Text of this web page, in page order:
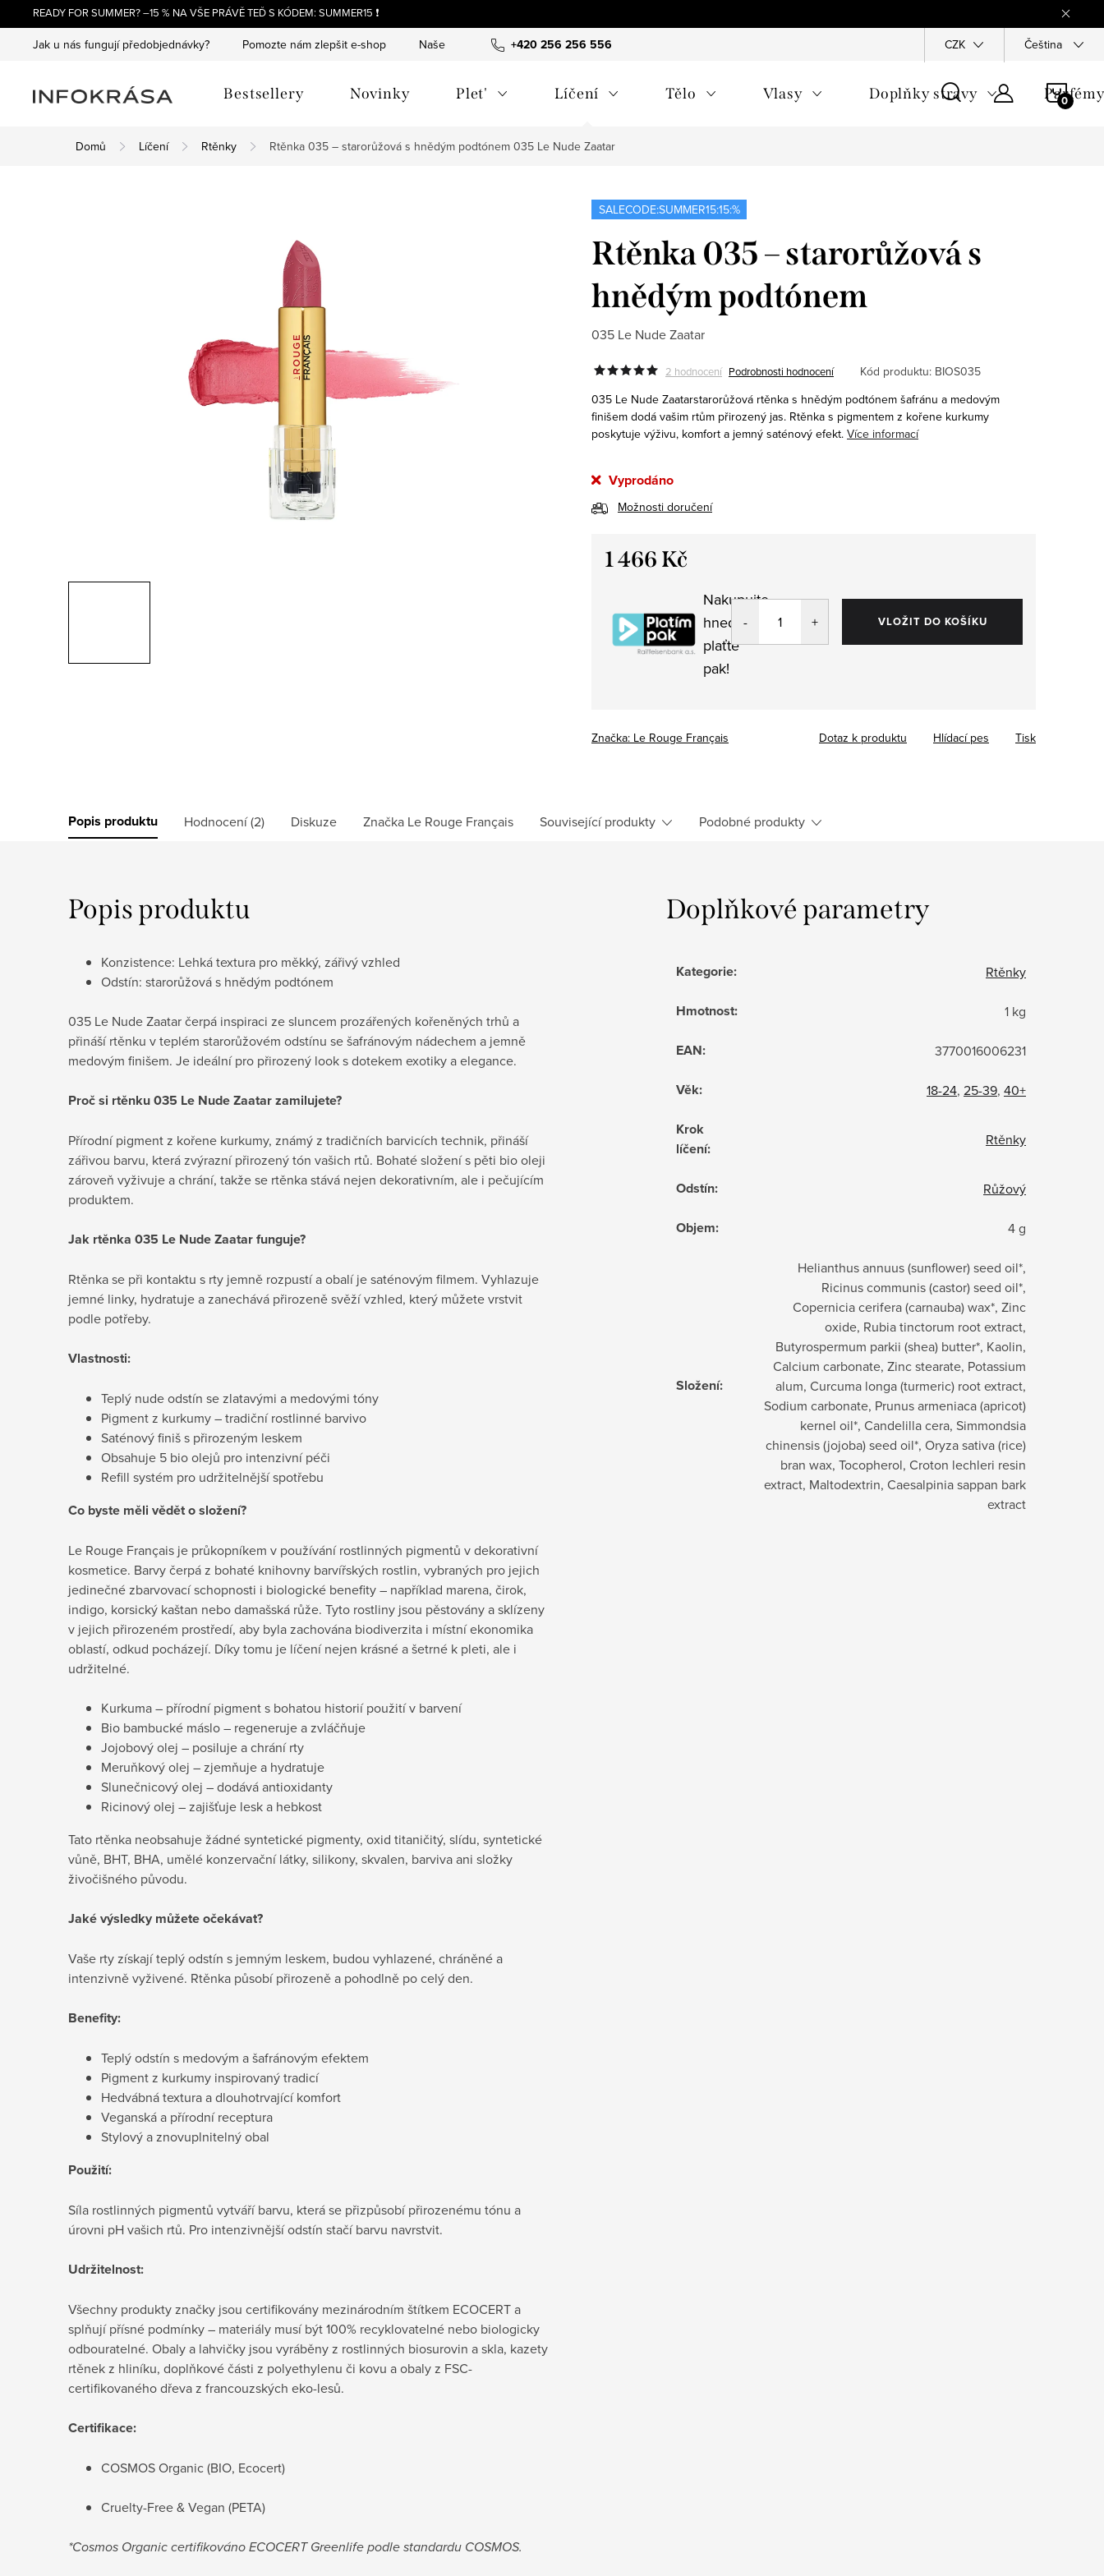
na
obsah
READY FOR SUMMER? –15 % NA VŠE PRÁVĚ TEĎ S KÓDEM: SUMMER15 ❗
+420 256 256 556
Jak u nás fungují předobjednávky? Pomozte nám zlepšit e-shop Naše tipy a příběhy O nás Ochrana osobních údajů Všeobecné
CZK Čeština
Bestsellery Novinky Plet' Líčení Tělo Vlasy Doplňky stravy Parfémy
Domů Líčení Rtěnky Rtěnka 035 – starorůžová s hnědým podtónem 035 Le Nude Zaatar
SALECODE:SUMMER15:15:%
Rtěnka 035 – starorůžová s
hnědým podtónem
035 Le Nude Zaatar
2 hodnocení Podrobnosti hodnocení Kód produktu: BIOS035
035 Le Nude Zaatarstarorůžová rtěnka s hnědým podtónem šafránu a medovým
finišem dodá vašim rtům přirozený jas. Rtěnka s pigmentem z kořene kurkumy
poskytuje výživu, komfort a jemný saténový efekt. Více informací
Vyprodáno
Možnosti doručení
1 466 Kč
Nakupujte
hned,
plaťte
pak!
VLOŽIT DO KOŠÍKU
Značka: Le Rouge Français Tisk
Dotaz k produktu Hlídací pes
Popis produktu Hodnocení (2) Diskuze Značka Le Rouge Français Související produkty Podobné produkty
Popis produktu
Konzistence: Lehká textura pro měkký, zářivý vzhled
Odstín: starorůžová s hnědým podtónem
035 Le Nude Zaatar čerpá inspiraci ze sluncem prozářených kořeněných trhů a
přináší rtěnku v teplém starorůžovém odstínu se šafránovým nádechem a jemně
medovým finišem. Je ideální pro přirozený look s dotekem exotiky a elegance.
Proč si rtěnku 035 Le Nude Zaatar zamilujete?
Přírodní pigment z kořene kurkumy, známý z tradičních barvicích technik, přináší
zářivou barvu, která zvýrazní přirozený tón vašich rtů. Bohaté složení s pěti bio oleji
zároveň vyživuje a chrání, takže se rtěnka stává nejen dekorativním, ale i pečujícím
produktem.
Jak rtěnka 035 Le Nude Zaatar funguje?
Rtěnka se při kontaktu s rty jemně rozpustí a obalí je saténovým filmem. Vyhlazuje
jemné linky, hydratuje a zanechává přirozeně svěží vzhled, který můžete vrstvit
podle potřeby.
Vlastnosti:
Teplý nude odstín se zlatavými a medovými tóny
Pigment z kurkumy – tradiční rostlinné barvivo
Saténový finiš s přirozeným leskem
Obsahuje 5 bio olejů pro intenzivní péči
Refill systém pro udržitelnější spotřebu
Co byste měli vědět o složení?
Le Rouge Français je průkopníkem v používání rostlinných pigmentů v dekorativní
kosmetice. Barvy čerpá z bohaté knihovny barvířských rostlin, vybraných pro jejich
jedinečné zbarvovací schopnosti i biologické benefity – například marena, čirok,
indigo, korsický kaštan nebo damašská růže. Tyto rostliny jsou pěstovány a sklízeny
v jejich přirozeném prostředí, aby byla zachována biodiverzita i místní ekonomika
oblastí, odkud pocházejí. Díky tomu je líčení nejen krásné a šetrné k pleti, ale i
udržitelné.
Kurkuma – přírodní pigment s bohatou historií použití v barvení
Bio bambucké máslo – regeneruje a zvláčňuje
Jojobový olej – posiluje a chrání rty
Meruňkový olej – zjemňuje a hydratuje
Slunečnicový olej – dodává antioxidanty
Ricinový olej – zajišťuje lesk a hebkost
Tato rtěnka neobsahuje žádné syntetické pigmenty, oxid titaničitý, slídu, syntetické
vůně, BHT, BHA, umělé konzervační látky, silikony, skvalen, barviva ani složky
živočišného původu.
Jaké výsledky můžete očekávat?
Vaše rty získají teplý odstín s jemným leskem, budou vyhlazené, chráněné a
intenzivně vyživené. Rtěnka působí přirozeně a pohodlně po celý den.
Benefity:
Teplý odstín s medovým a šafránovým efektem
Pigment z kurkumy inspirovaný tradicí
Hedvábná textura a dlouhotrvající komfort
Veganská a přírodní receptura
Stylový a znovuplnitelný obal
Použití:
Síla rostlinných pigmentů vytváří barvu, která se přizpůsobí přirozenému tónu a
úrovni pH vašich rtů. Pro intenzivnější odstín stačí barvu navrstvit.
Udržitelnost:
Všechny produkty značky jsou certifikovány mezinárodním štítkem ECOCERT a
splňují přísné podmínky – materiály musí být 100% recyklovatelné nebo biologicky
odbouratelné. Obaly a lahvičky jsou vyráběny z rostlinných biosurovin a skla, kazety
rtěnek z hliníku, doplňkové části z polyethylenu či kovu a obaly z FSC-
certifikovaného dřeva z francouzských eko-lesů.
Certifikace:
COSMOS Organic (BIO, Ecocert)
Cruelty-Free & Vegan (PETA)
*Cosmos Organic certifikováno ECOCERT Greenlife podle standardu COSMOS.
Doplňkové parametry
Kategorie: Rtěnky
Hmotnost: 1 kg
EAN: 3770016006231
Věk: 18-24, 25-39, 40+
Krok
líčení: Rtěnky
Odstín: Růžový
Objem: 4 g
Složení:
Helianthus annuus (sunflower) seed oil*,
Ricinus communis (castor) seed oil*,
Copernicia cerifera (carnauba) wax*, Zinc
oxide, Rubia tinctorum root extract,
Butyrospermum parkii (shea) butter*, Kaolin,
Calcium carbonate, Zinc stearate, Potassium
alum, Curcuma longa (turmeric) root extract,
Sodium carbonate, Prunus armeniaca (apricot)
kernel oil*, Candelilla cera, Simmondsia
chinensis (jojoba) seed oil*, Oryza sativa (rice)
bran wax, Tocopherol, Croton lechleri resin
extract, Maltodextrin, Caesalpinia sappan bark
extract